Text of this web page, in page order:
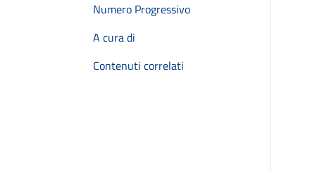
Numero Progressivo
A cura di
Contenuti correlati